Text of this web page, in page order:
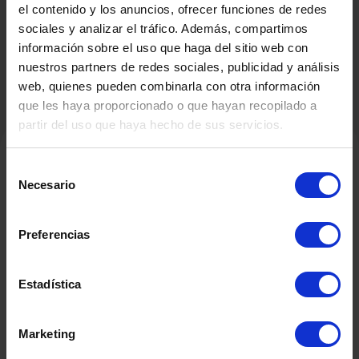
el contenido y los anuncios, ofrecer funciones de redes
sociales y analizar el tráfico. Además, compartimos
información sobre el uso que haga del sitio web con
nuestros partners de redes sociales, publicidad y análisis
web, quienes pueden combinarla con otra información
que les haya proporcionado o que hayan recopilado a
partir del uso que haya hecho de sus servicios.
Necesario
Preferencias
Estadística
Marketing
Productos Relacionados